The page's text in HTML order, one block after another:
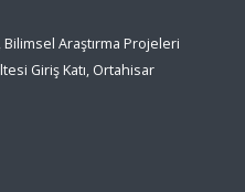
Araştırma Projeleri
Giriş Katı, Ortahisar